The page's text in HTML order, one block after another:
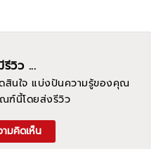
รีวิว ...
สินใจ แบ่งปันความรู้ของคุณ
ฑ์นี้โดยส่งรีวิว
มคิดเห็น